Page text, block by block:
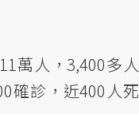
萬人，3,400多人
確診，近400人死